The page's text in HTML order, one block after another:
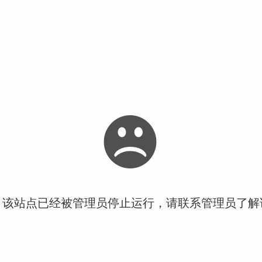
站点已经被管理员停止运行，请联系管理员了